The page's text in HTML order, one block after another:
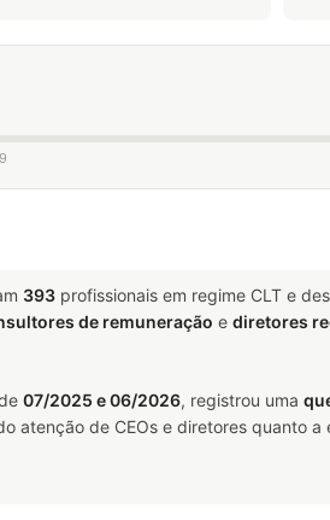
393 profissionais em regime CLT e
de remuneração e diretores
07/2025 e 06/2026, registrou uma
de CEOs e diretores quanto a